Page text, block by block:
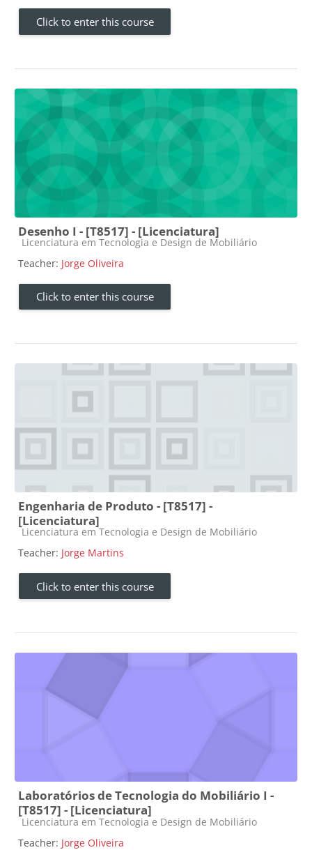
Click to enter this course
Desenho I - [T8517] - [Licenciatura]
Course category
Licenciatura em Tecnologia e Design de Mobiliário
Teacher: Jorge Oliveira
Click to enter this course
Engenharia de Produto - [T8517] -
[Licenciatura]
Course category
Licenciatura em Tecnologia e Design de Mobiliário
Teacher: Jorge Martins
Click to enter this course
Laboratórios de Tecnologia do Mobiliário I -
[T8517] - [Licenciatura]
Course category
Licenciatura em Tecnologia e Design de Mobiliário
Teacher: Jorge Oliveira